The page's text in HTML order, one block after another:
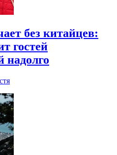
без китайцев:
гостей
надолго